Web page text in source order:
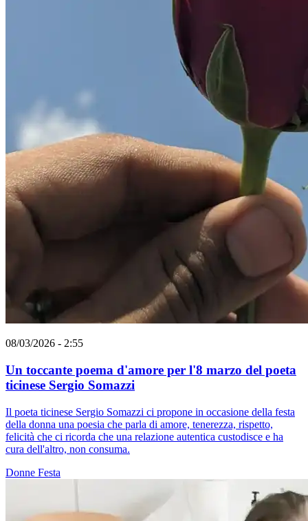
08/03/2026 - 2:55
Un toccante poema d'amore per l'8 marzo del poeta
ticinese Sergio Somazzi
Il poeta ticinese Sergio Somazzi ci propone in occasione della festa
della donna una poesia che parla di amore, tenerezza, rispetto,
felicità che ci ricorda che una relazione autentica custodisce e ha
cura dell'altro, non consuma.
Donne Festa